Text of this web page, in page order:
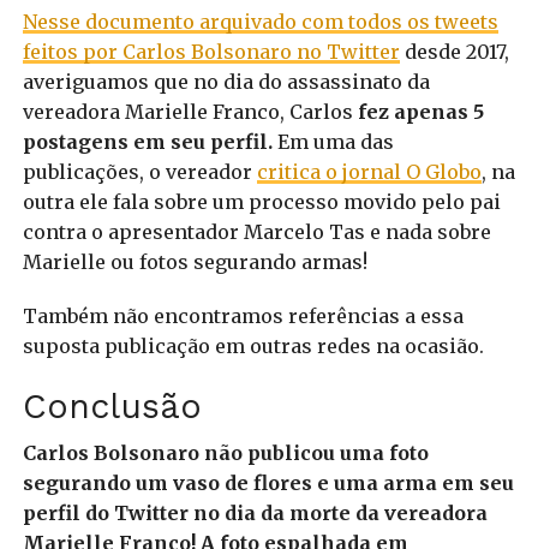
Nesse documento arquivado com todos os tweets
feitos por Carlos Bolsonaro no Twitter desde 2017,
averiguamos que no dia do assassinato da
vereadora Marielle Franco, Carlos fez apenas 5
postagens em seu perfil.Em uma das
publicações, o vereador critica o jornal O Globo, na
outra ele fala sobre um processo movido pelo pai
contra o apresentador Marcelo Tas e nada sobre
Marielle ou fotos segurando armas!
Também não encontramos referências a essa
suposta publicação em outras redes na ocasião.
Conclusão
Carlos Bolsonaro não publicou uma foto
segurando um vaso de flores e uma arma em seu
perfil do Twitter no dia da morte da vereadora
Marielle Franco! A foto espalhada em